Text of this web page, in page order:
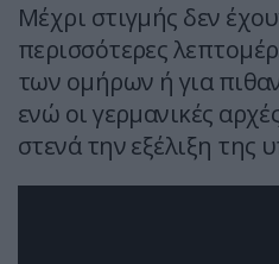
Μέχρι στιγμής δεν
περισσότερες
των ομήρων ή για
ενώ οι γερμανικές
στενά την εξέλιξη της